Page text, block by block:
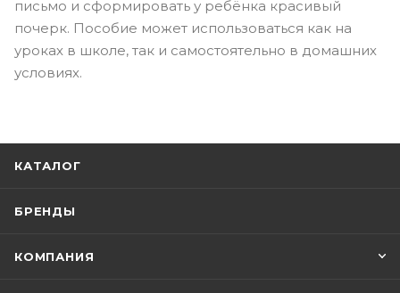
письмо и сформировать у ребёнка красивый
почерк. Пособие может использоваться как на
уроках в школе, так и самостоятельно в домашних
условиях.
КАТАЛОГ
БРЕНДЫ
КОМПАНИЯ